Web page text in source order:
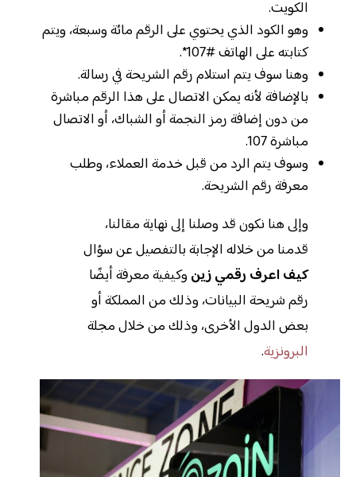
الكويت.
وهو الكود الذي يحتوي على الرقم مائة وسبعة، ويتم
كتابته على الهاتف #107*.
وهنا سوف يتم استلام رقم الشريحة في رسالة.
بالإضافة لأنه يمكن الاتصال على هذا الرقم مباشرة
من دون إضافة رمز النجمة أو الشباك، أو الاتصال
مباشرة 107.
وسوف يتم الرد من قبل خدمة العملاء، وطلب
معرفة رقم الشريحة.
وإلى هنا نكون قد وصلنا إلى نهاية مقالنا،
قدمنا من خلاله الإجابة بالتفصيل عن سؤال
كيف اعرف رقمي زين وكيفية معرفة أيضًا
رقم شريحة البيانات، وذلك من المملكة أو
بعض الدول الأخرى، وذلك من خلال مجلة
البرونزية.